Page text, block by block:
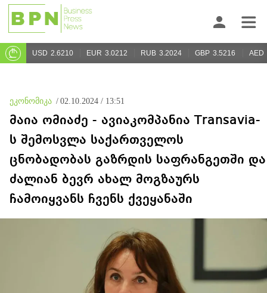
USD 2.6210 EUR 3.0212 RUB 3.2024 GBP 3.5216 AED
ეკონომიკა / 02.10.2024 / 13:51
მაია ომიაძე - ავიაკომპანია Transavia-
ს შემოსვლა საქართველოს
ცნობადობას გაზრდის საფრანგეთში და
ძალიან ბევრ ახალ მოგზაურს
ჩამოიყვანს ჩვენს ქვეყანაში